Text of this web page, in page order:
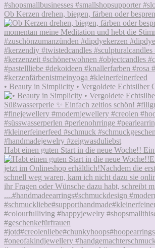
Ob Kerzen drehen, biegen, färben oder
• Beauty in Simplicity • Vergoldete Echtsilber
Habt einen guten Start in die neue Woche!! Ein